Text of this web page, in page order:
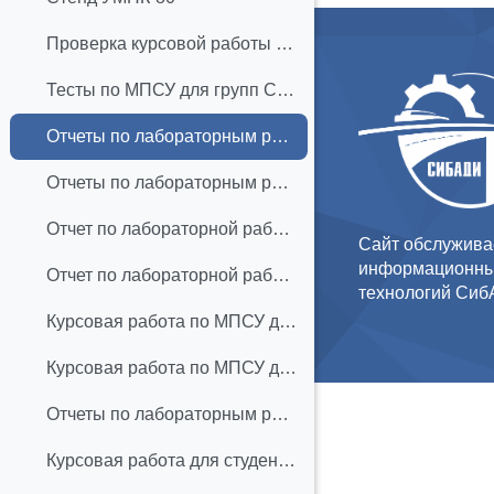
Проверка курсовой работы по МПСУ для студентов АПб-20Z1,Z2 и САУб-20Z1
Тесты по МПСУ для групп САУб, АПб-20Z1 и Z2
Отчеты по лабораторным работам АПб-21Z1
Отчеты по лабораторным работам АПб-21Z2
Отчет по лабораторной работе АПб-22Z1
Отчет по лабораторной работе АПб-22Z2
Курсовая работа по МПСУ для студентов АПб-22Z1
Курсовая работа по МПСУ для студентов АПб-22Z2
Отчеты по лабораторным работам для АПб-23Т1
Курсовая работа для студентов АПб-23Т1
Сайт
технологий